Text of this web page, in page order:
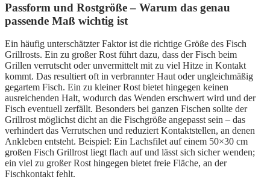
Passform und Rostgröße – Warum das genau
passende Maß wichtig ist
Ein häufig unterschätzter Faktor ist die richtige Größe des Fisch
Grillrosts. Ein zu großer Rost führt dazu, dass der Fisch beim
Grillen verrutscht oder unvermittelt mit zu viel Hitze in Kontakt
kommt. Das resultiert oft in verbrannter Haut oder ungleichmäßig
gegartem Fisch. Ein zu kleiner Rost bietet hingegen keinen
ausreichenden Halt, wodurch das Wenden erschwert wird und der
Fisch eventuell zerfällt. Besonders bei ganzen Fischen sollte der
Grillrost möglichst dicht an die Fischgröße angepasst sein – das
verhindert das Verrutschen und reduziert Kontaktstellen, an denen
Ankleben entsteht. Beispiel: Ein Lachsfilet auf einem 50×30 cm
großen Fisch Grillrost liegt flach auf und lässt sich sicher wenden;
ein viel zu großer Rost hingegen bietet freie Fläche, an der
Fischkontakt fehlt.